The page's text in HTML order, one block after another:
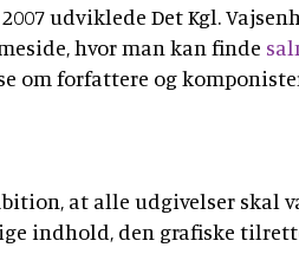
udviklede Det Kgl.
hvor man kan finde
om forfattere og
at alle udgivelser skal
indhold, den grafiske